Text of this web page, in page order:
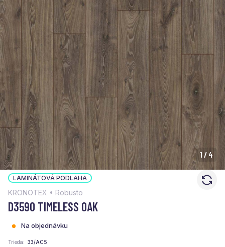
1 / 4
LAMINÁTOVÁ PODLAHA
KRONOTEX • Robusto
D3590 TIMELESS OAK
Na objednávku
Trieda
33/AC5